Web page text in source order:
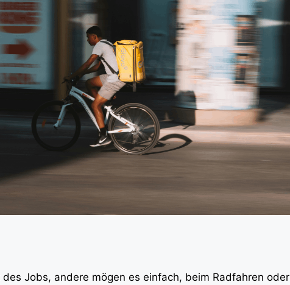
Jobs, andere mögen es einfach, beim Radfahren oder